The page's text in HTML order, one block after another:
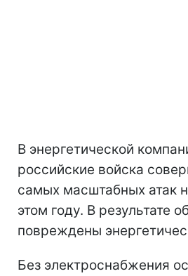
В энергетической
российские войска
самых масштабных атак
этом году. В результате
повреждены
Без электроснабжения